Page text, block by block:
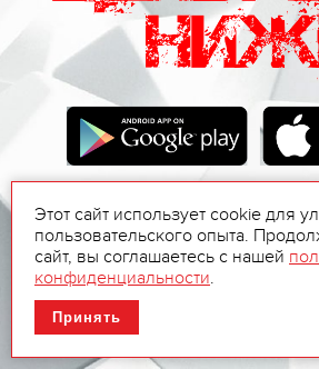
Этот сайт использует cookie для
пользовательского опыта.
сайт, вы соглашаетесь с нашей
конфиденциальности.
Принять